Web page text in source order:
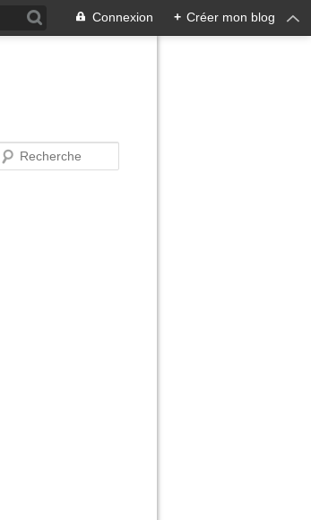
Connexion + Créer mon blog